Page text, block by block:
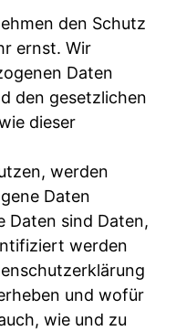
den Schutz
ernst. Wir
Daten
den gesetzlichen
dieser
werden
Daten
Daten sind Daten,
werden
und wofür
wie und zu